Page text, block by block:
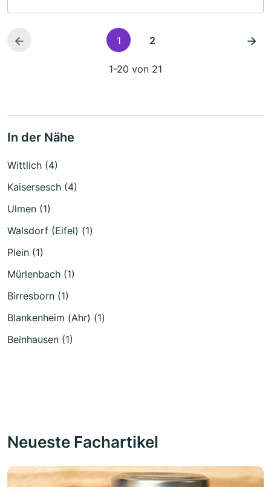
1 2
1-20 von 21
In der Nähe
Wittlich (4)
Kaisersesch (4)
Ulmen (1)
Walsdorf (Eifel) (1)
Plein (1)
Mürlenbach (1)
Birresborn (1)
Blankenheim (Ahr) (1)
Beinhausen (1)
Neueste Fachartikel